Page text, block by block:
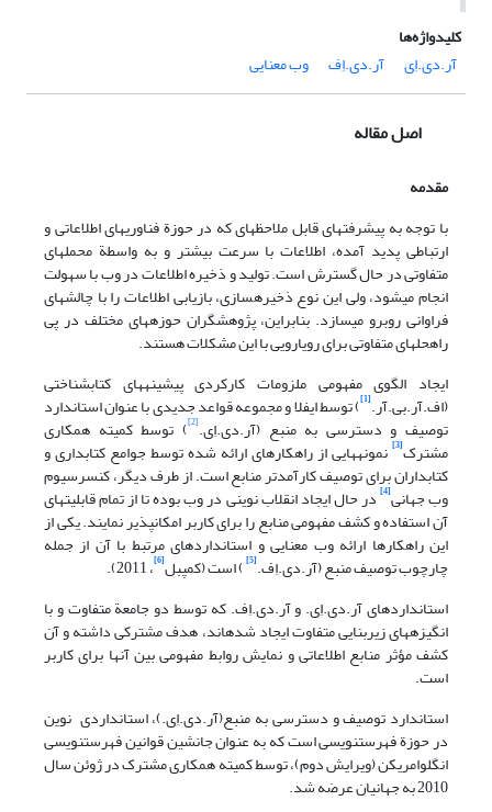
کلیدواژه‌ها
آر.دی.اِی
آر.دی.اِف وب معنایی
اصل مقاله
مقدمه
با توجه به پیشرفتهای قابل ملاحظه‎ای که در حوزة فناوریهای‎ اطلاعاتی و
ارتباطی پدید آمده، اطلاعات با سرعت بیشتر و به واسطة محملهای
متفاوتی در حال گسترش است. تولید و ذخیره اطلاعات در وب با سهولت
انجام می‎شود، ولی این نوع ذخیره‎سازی، بازیابی اطلاعات را با چالشهای
فراوانی روبرو می‎سازد. بنابراین، پژوهشگران حوزه‎های مختلف در پی
راه‎حلهای متفاوتی برای رویارویی با این مشکلات هستند.
ایجاد الگوی مفهومی ملزومات کارکردی پیشینه‎های کتابشناختی
(اف.آر.بی.آر.[1] ) توسط ایفلا و مجموعه قواعد جدیدی با عنوان استاندارد
توصیف و دسترسی به منبع (آر.دی.اِی.[2] ) توسط کمیته همکاری
مشترک[3] نمونه‎هایی از راهکارهای ارائه شده توسط جوامع کتابداری و
کتابداران برای توصیف کارآمدتر منابع است. از طرف دیگر، کنسرسیوم
وب جهانی[4] در حال ایجاد انقلاب نوینی در وب بوده تا از تمام قابلیتهای
آن استفاده و کشف مفهومی منابع را برای کاربر امکان‎پذیر نمایند. یکی از
این راهکارها ارائه وب معنایی و استانداردهای مرتبط با آن از جمله
چارچوب توصیف منبع (آر.دی.اِف.[5] ) است (کمپبل[6] ، 2011).
استاندارد‎های آر.دی.اِی. و آر.دی.اِف. که توسط دو جامعة متفاوت و با
انگیزه‎های زیربنایی متفاوت ایجاد شده‎اند، هدف مشترکی داشته و آن
کشف مؤثر منابع اطلاعاتی و نمایش روابط مفهومی بین آنها برای کاربر
است.
استاندارد توصیف و دسترسی به منبع(آر.دی.اِی.)، استانداردی نوین
در حوزة فهرست‎نویسی است که به عنوان جانشین قوانین فهرست‎نویسی
انگلوامریکن (ویرایش دوم)، توسط کمیته همکاری مشترک در ژوئن سال
2010 به جهانیان عرضه شد.